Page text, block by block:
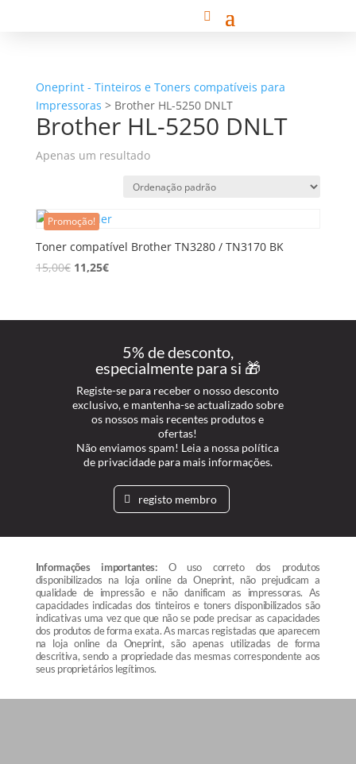
Oneprint - Tinteiros e Toners compatíveis para
Impressoras > Brother HL-5250 DNLT
Brother HL-5250 DNLT
Apenas um resultado
Promoção!
Toner compatível Brother TN3280 / TN3170 BK
15,00€ 11,25€
5% de desconto,
especialmente para si 🎁
Registe-se para receber o nosso desconto
exclusivo, e mantenha-se actualizado sobre
os nossos mais recentes produtos e
ofertas!
Não enviamos spam! Leia a nossa política
de privacidade para mais informações.
registo membro
Informações importantes: O uso correto dos produtos
disponibilizados na loja online da Oneprint, não prejudicam a
qualidade de impressão e não danificam as impressoras. As
capacidades indicadas dos tinteiros e toners disponibilizados são
indicativas uma vez que que não se pode precisar as capacidades
dos produtos de forma exata. As marcas registadas que aparecem
na loja online da Oneprint, são apenas utilizadas de forma
descritiva, sendo a propriedade das mesmas correspondente aos
seus proprietários legítimos.